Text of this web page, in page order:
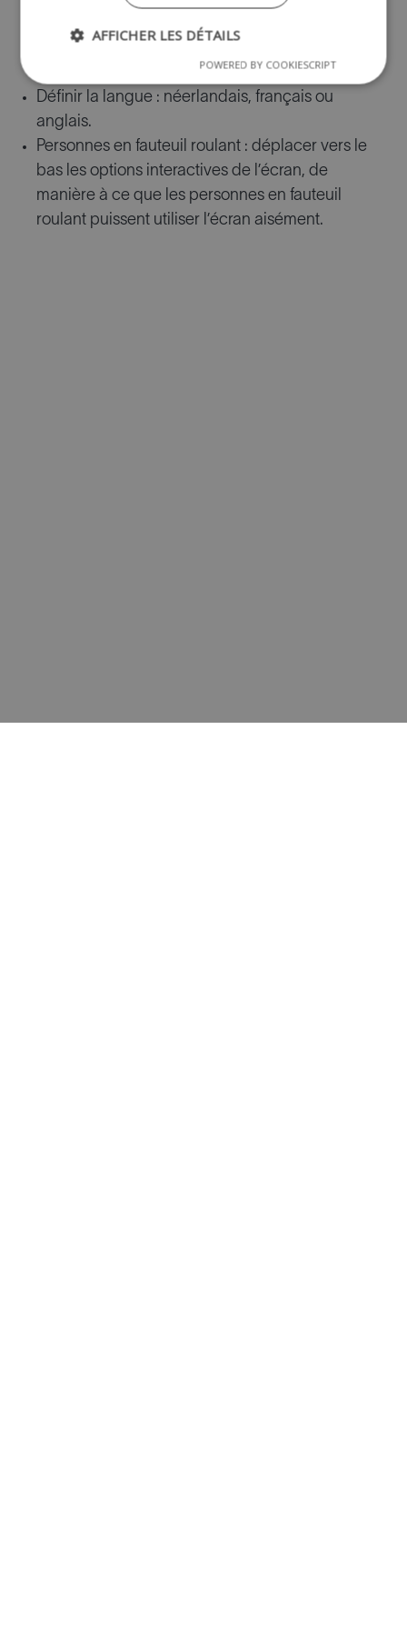
touchez-le sur votre écran.
Définir la langue : néerlandais, français ou
anglais.
Personnes en fauteuil roulant : déplacer vers le
bas les options interactives de l’écran, de
manière à ce que les personnes en fauteuil
roulant puissent utiliser l’écran aisément.
AFFICHER LES DÉTAILS
POWERED BY COOKIESCRIPT